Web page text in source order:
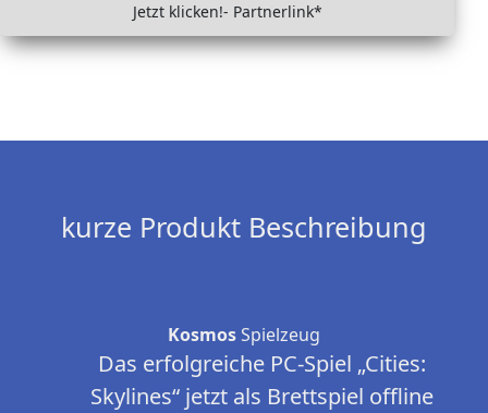
Jetzt klicken!- Partnerlink*
kurze Produkt Beschreibung
KosmosSpielzeug
Das erfolgreiche PC-Spiel „Cities:
Skylines“ jetzt als Brettspiel offline